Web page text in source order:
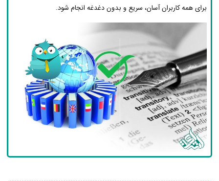
برای همه کاربران آسان، سریع و بدون دغدغه انجام شود.